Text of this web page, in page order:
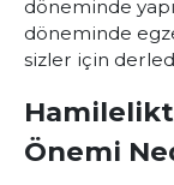
döneminde
döneminde
sizler için
Önemi